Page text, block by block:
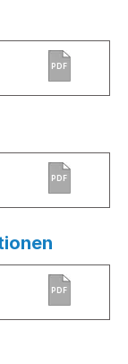
PDF
PDF
PDF